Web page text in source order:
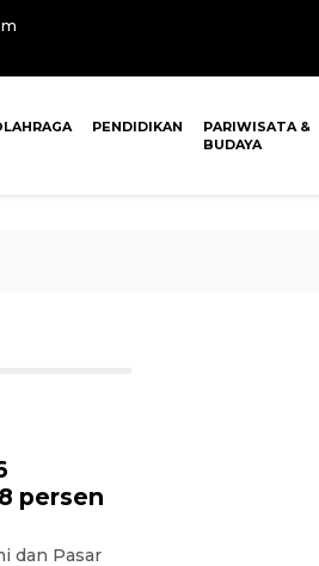
PENDIDIKAN
PARIWISATA &
BUDAYA
persen
dan Pasar